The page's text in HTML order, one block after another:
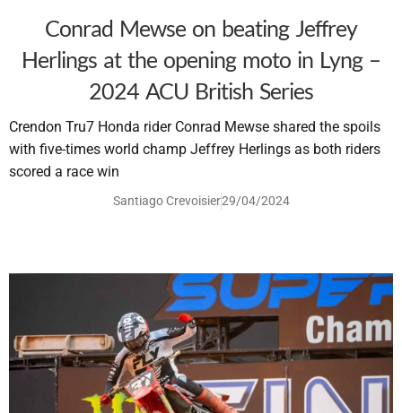
Conrad Mewse on beating Jeffrey
Herlings at the opening moto in Lyng –
2024 ACU British Series
Crendon Tru7 Honda rider Conrad Mewse shared the spoils
with five-times world champ Jeffrey Herlings as both riders
scored a race win
Santiago Crevoisier29/04/2024